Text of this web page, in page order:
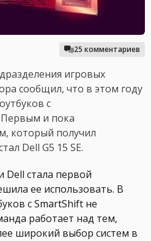
25 комментариев
игровых
сообщил, что в этом году
с
Первым и пока
который получил
Dell G5 15 SE.
Dell стала первой
ее использовать. В
с SmartShift не
работает над тем,
широкий выбор систем в